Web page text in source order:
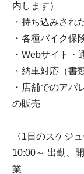
内します）
・持ち込みされ
・各種バイク保
・Webサイト
・納車対応（書
・店舗でのアパ
の販売
〈1日のスケジュ
10:00～ 出勤、
業